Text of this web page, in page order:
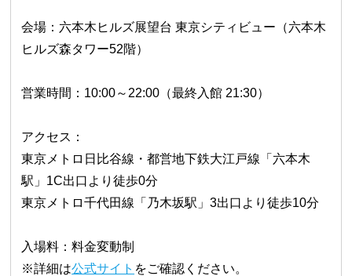
会場：六本木ヒルズ展望台 東京シティビュー（六本木
ヒルズ森タワー52階）
営業時間：10:00～22:00（最終入館 21:30）
アクセス：
東京メトロ日比谷線・都営地下鉄大江戸線「六本木
駅」1C出口より徒歩0分
東京メトロ千代田線「乃木坂駅」3出口より徒歩10分
入場料：料金変動制
※詳細は公式サイト をご確認ください。